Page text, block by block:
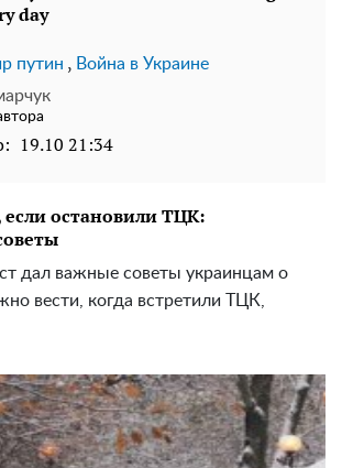
путин , Война в Украине
19.10 21:34
если остановили ТЦК:
дал важные советы украинцам о
вести, когда встретили ТЦК,